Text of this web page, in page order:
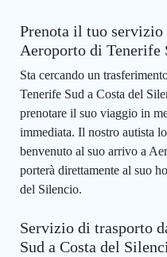
Prenota il tuo
Aeroporto di Tenerife
Sta cercando un
Tenerife Sud a Costa del
prenotare il suo viaggio in
immediata. Il nostro autista
benvenuto al suo arrivo a
porterà direttamente al suo
del Silencio.
Servizio di trasporto
Sud a Costa del